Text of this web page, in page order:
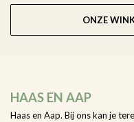
ONZE
HAAS EN AAP
Haas en Aap. Bij ons kan je